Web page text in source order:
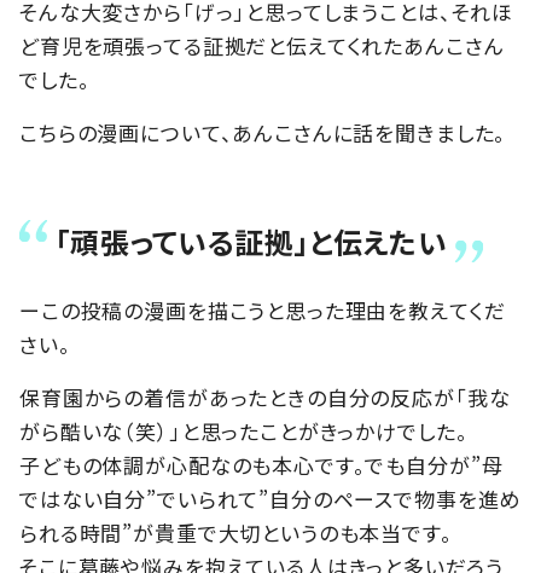
そんな大変さから「げっ」と思ってしまうことは、それほ
ど育児を頑張ってる証拠だと伝えてくれたあんこさん
でした。
こちらの漫画について、あんこさんに話を聞きました。
「頑張っている証拠」と伝えたい
ーこの投稿の漫画を描こうと思った理由を教えてくだ
さい。
保育園からの着信があったときの自分の反応が「我な
がら酷いな（笑）」と思ったことがきっかけでした。
子どもの体調が心配なのも本心です。でも自分が”母
ではない自分”でいられて”自分のペースで物事を進め
られる時間”が貴重で大切というのも本当です。
そこに葛藤や悩みを抱えている人はきっと多いだろう